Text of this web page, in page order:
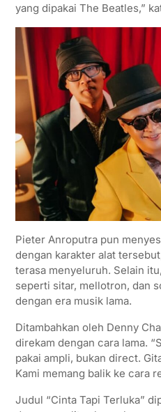
yang dipakai The Beatles,”
Pieter Anroputra pun
dengan karakter alat
terasa menyeluruh. Selain
seperti sitar, mellotron, dan
dengan era musik lama.
Ditambahkan oleh Denny
direkam dengan cara lama.
pakai ampli, bukan direct.
Kami memang balik ke cara
Judul “Cinta Tapi Terluka”